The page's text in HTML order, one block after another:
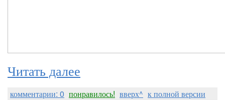
Читать далее
комментарии: 0 понравилось! вверх^ к полной версии